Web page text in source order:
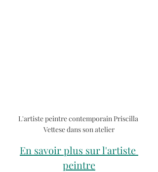
L'artiste peintre contemporain Priscilla
Vettese dans son atelier
En savoir plus sur l'artiste
peintre